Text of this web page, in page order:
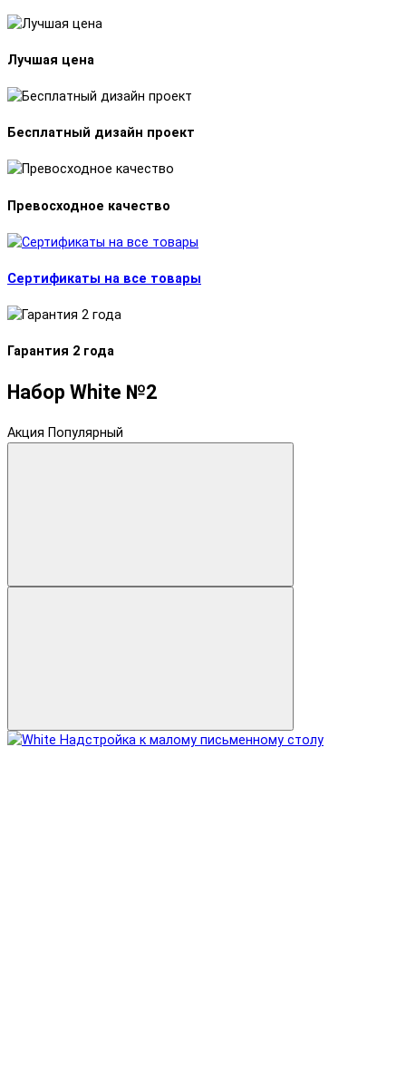
Лучшая цена
Бесплатный дизайн проект
Превосходное качество
Сертификаты на все товары
Гарантия 2 года
Набор White №2
Акция Популярный